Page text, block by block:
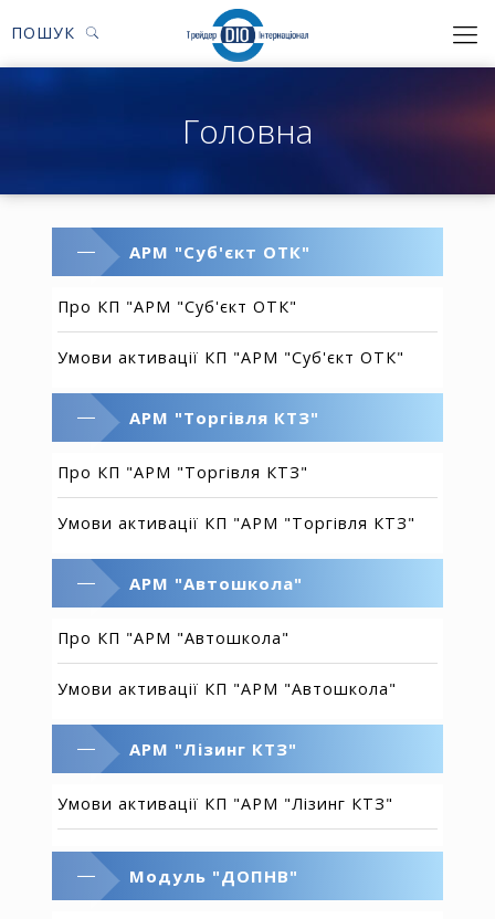
ПОШУК
Головна
АРМ "Суб'єкт ОТК"
Про КП "АРМ "Суб'єкт ОТК"
Умови активації КП "АРМ "Суб'єкт ОТК"
АРМ "Торгівля КТЗ"
Про КП "АРМ "Торгівля КТЗ"
Умови активації КП "АРМ "Торгівля КТЗ"
АРМ "Автошкола"
Про КП "АРМ "Автошкола"
Умови активації КП "АРМ "Автошкола"
АРМ "Лізинг КТЗ"
Умови активації КП "АРМ "Лізинг КТЗ"
Модуль "ДОПНВ"